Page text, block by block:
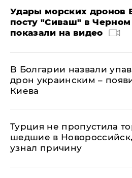
Удары морских дронов
посту "Сиваш" в
показали на видео
В Болгарии назвали
дрон украинским –
Киева
Турция не пропустила
шедшие в
узнал причину